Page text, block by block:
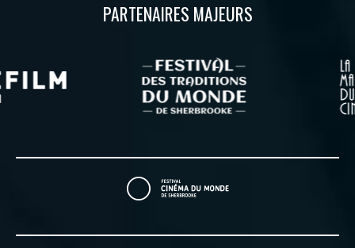
PARTENAIRES MAJEURS